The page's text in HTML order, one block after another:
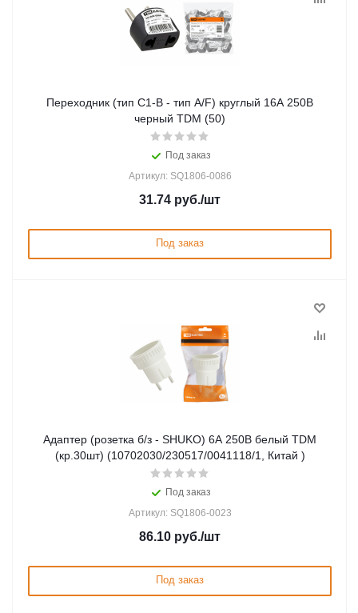
Переходник (тип С1-В - тип A/F) круглый 16A 250В
черный TDM (50)
Под заказ
Артикул: SQ1806-0086
31.74 руб./шт
Под заказ
Адаптер (розетка б/з - SHUKO) 6А 250В белый TDM
(кр.30шт) (10702030/230517/0041118/1, Китай )
Под заказ
Артикул: SQ1806-0023
86.10 руб./шт
Под заказ